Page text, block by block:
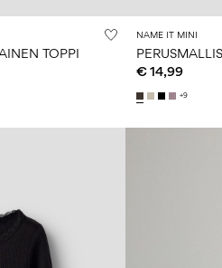
TOPPI
NAME IT MINI
€ 14,99
+9